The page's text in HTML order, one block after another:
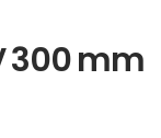
300 mm